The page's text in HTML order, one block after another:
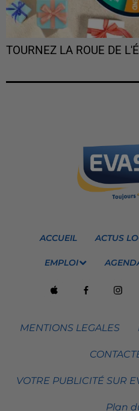
TOURNEZ LA ROUE DE
ACCUEIL ACTUS
EMPLOI
MENTIONS LEGALES
VOTRE PUBLICITÉ SUR
Plan